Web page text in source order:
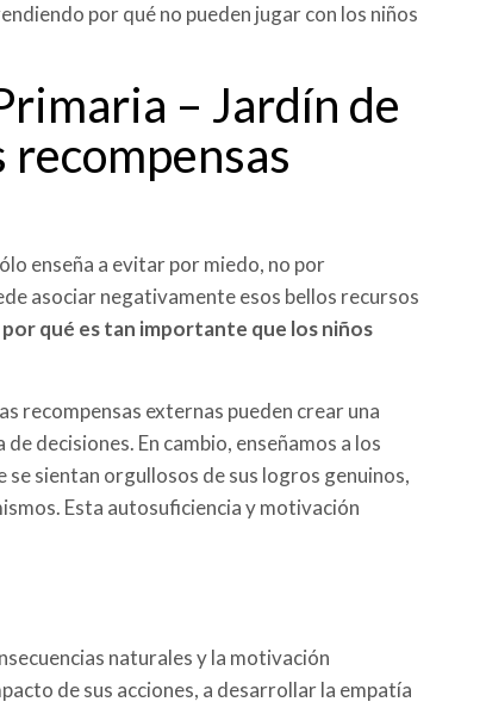
por qué no pueden jugar con los niños
– Jardín de
enseña a evitar por miedo, no por
asociar negativamente esos bellos recursos
qué es tan importante que los niños
recompensas externas pueden crear una
decisiones. En cambio, enseñamos a los
sientan orgullosos de sus logros genuinos,
Esta autosuficiencia y motivación
naturales y la motivación
de sus acciones, a desarrollar la empatía